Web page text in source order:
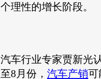
个理性的增长阶段。
汽车行业专家贾新光
至8月份， 汽车产销可